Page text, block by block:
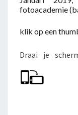
fotoacademie
klik op een
Draai je